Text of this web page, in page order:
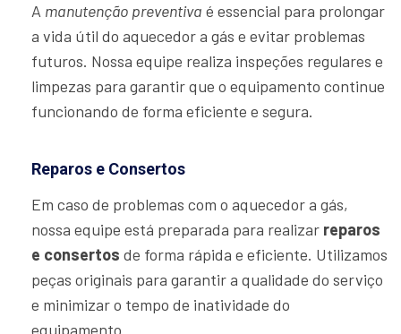
A manutenção preventiva é essencial para prolongar
a vida útil do aquecedor a gás e evitar problemas
futuros. Nossa equipe realiza inspeções regulares e
limpezas para garantir que o equipamento continue
funcionando de forma eficiente e segura.
Reparos e Consertos
Em caso de problemas com o aquecedor a gás,
nossa equipe está preparada para realizar reparos
e consertos de forma rápida e eficiente. Utilizamos
peças originais para garantir a qualidade do serviço
e minimizar o tempo de inatividade do
equipamento.